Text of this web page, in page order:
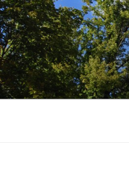
Zum
Inhalt
springen